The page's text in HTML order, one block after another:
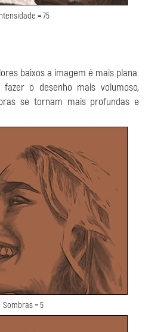
= 75
baixos a imagem é mais plana.
o desenho mais volumoso,
se tornam mais profundas e
Sombras = 5